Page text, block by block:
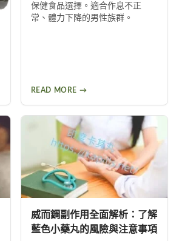
保健食品選擇。適合作息不正
常、體力下降的男性族群。
READ MORE →
威而鋼副作用全面解析：了解
藍色小藥丸的風險與注意事項